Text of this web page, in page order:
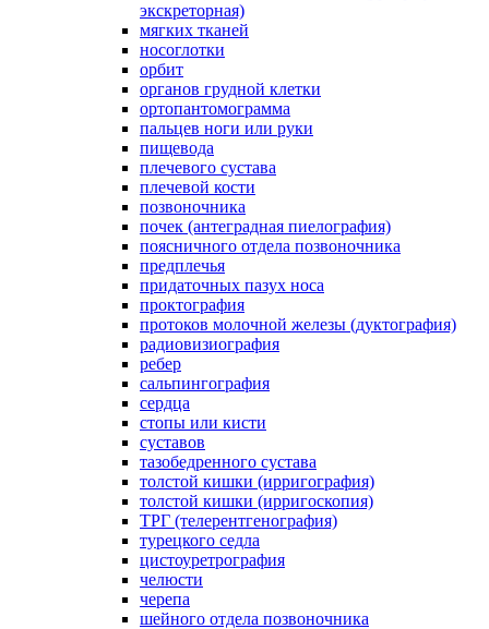
экскреторная)
мягких тканей
носоглотки
орбит
органов грудной клетки
ортопантомограмма
пальцев ноги или руки
пищевода
плечевого сустава
плечевой кости
позвоночника
почек (антеградная пиелография)
поясничного отдела позвоночника
предплечья
придаточных пазух носа
проктография
протоков молочной железы (дуктография)
радиовизиография
ребер
сальпингография
сердца
стопы или кисти
суставов
тазобедренного сустава
толстой кишки (ирригография)
толстой кишки (ирригоскопия)
ТРГ (телерентгенография)
турецкого седла
цистоуретрография
челюсти
черепа
шейного отдела позвоночника